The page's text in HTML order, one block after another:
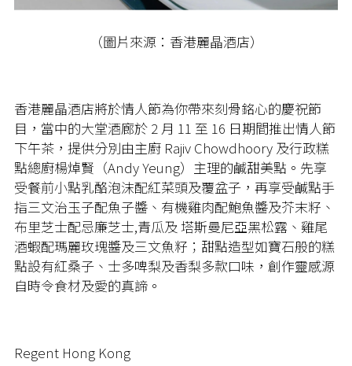
（圖片來源：香港麗晶酒店）
香港麗晶酒店將於情人節為你帶來刻骨銘心的慶祝節
目，當中的大堂酒廊於 2 月 11 至 16 日期間推出情人節
下午茶，提供分別由主廚 Rajiv Chowdhoory 及行政糕
點總廚楊焯賢（Andy Yeung）主理的鹹甜美點。先享
受餐前小點乳酪泡沫配紅菜頭及覆盆子，再享受鹹點手
指三文治玉子配魚子醬、有機雞肉配鮑魚醬及芥末籽、
布里芝士配忌廉芝士,青瓜及 塔斯曼尼亞黑松露、雞尾
酒蝦配瑪麗玫瑰醬及三文魚籽；甜點造型如寶石般的糕
點設有紅桑子、士多啤梨及香梨多款口味，創作靈感源
自時令食材及愛的真諦。
Regent Hong Kong